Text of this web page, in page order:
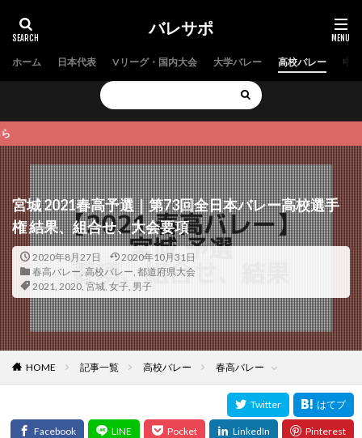
バレサポ
ホーム 日本代表 Vリーグ・国内大会 大学バレー 高校バレー 中
宮城 2021春高予選｜第73回全日本バレー高校選手
権 結果、組合せ、大会要項
2020年8月27日
2020年10月31日
春高バレー, 高校バレー, 都道府県大会
2021, 2020, 宮城, 女子, 男子
HOME 記事一覧 高校バレー 春高バレー